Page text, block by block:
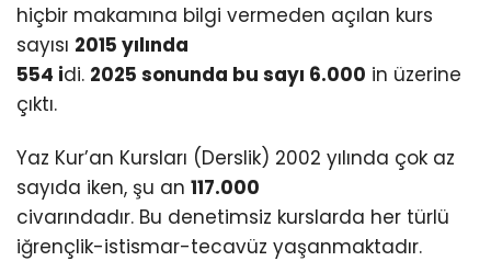
hiçbir makamına bilgi vermeden açılan kurs
sayısı 2015 yılında
554 idi. 2025 sonunda bu sayı 6.000 in üzerine
çıktı.
Yaz Kur’an Kursları (Derslik) 2002 yılında çok az
sayıda iken, şu an 117.000
civarındadır. Bu denetimsiz kurslarda her türlü
iğrençlik-istismar-tecavüz yaşanmaktadır.